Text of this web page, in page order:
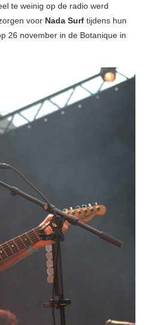
te weinig op de radio werd
voor Nada Surf tijdens hun
26 november in de Botanique in